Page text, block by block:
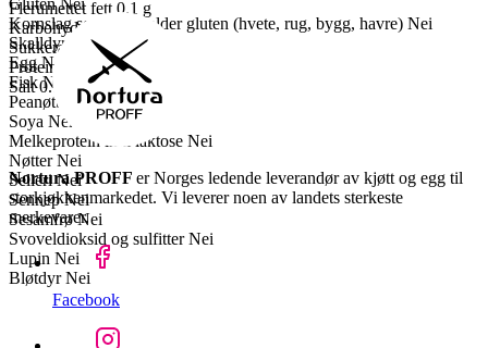
Flerumettet fett 0.1 g
Karbohydrater
Sukkerarter
0 g
Proteiner
20 g
Salt 0.1 g
Gluten Nei
Kornslag som inneholder gluten (hvete, rug, bygg, havre) Nei
Skalldyr
Nei
Egg Nei
Fisk Nei
Peanøtter
Nei
Soya Nei
Melkeprotein inkl laktose Nei
Nøtter Nei
Selleri Nei
Sennep Nei
Sesamfrø Nei
Svoveldioksid og sulfitter Nei
Lupin Nei
Bløtdyr Nei
Nortura PROFF er Norges ledende leverandør av kjøtt og egg til
storkjøkkenmarkedet. Vi leverer noen av landets sterkeste
merkevarer.
Facebook